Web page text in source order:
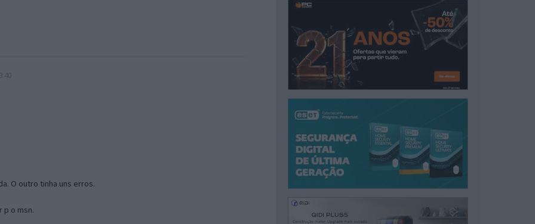
O outro tinha uns erros.
p o msn.